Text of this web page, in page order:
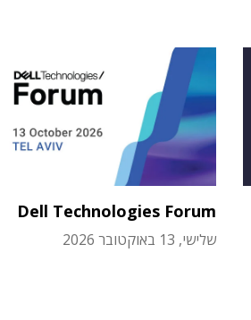
Dell Technologies Forum
שלישי, 13 באוקטובר 2026